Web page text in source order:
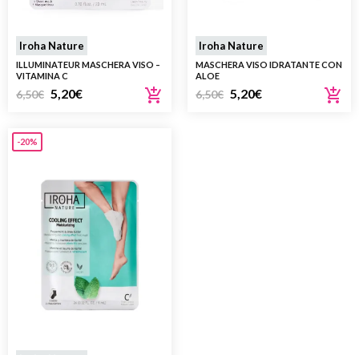
Iroha Nature
ILLUMINATEUR MASCHERA VISO –
VITAMINA C
6,50€ 5,20€
Iroha Nature
MASCHERA VISO IDRATANTE CON
ALOE
6,50€ 5,20€
-20%